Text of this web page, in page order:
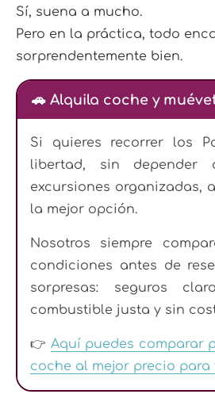
Sí, suena a mucho.
Pero en la práctica, todo
sorprendentemente bien.
🚗 Alquila coche y
Si quieres recorrer los
libertad, sin depender
excursiones organizadas,
la mejor opción.
Nosotros siempre
condiciones antes de
sorpresas: seguros
combustible justa y sin
👉 Aquí puedes comparar
coche al mejor precio para